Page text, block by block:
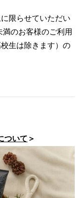
限らせていただい
のお客様のご利用
生は除きます）の
ついて ＞